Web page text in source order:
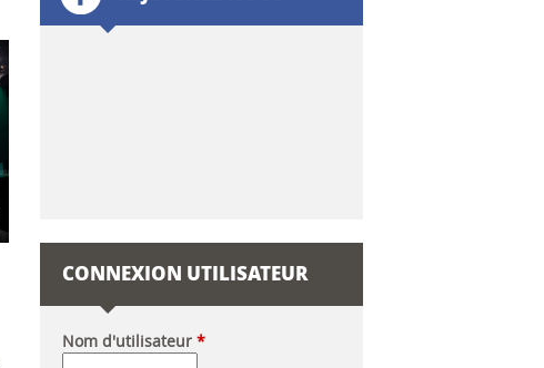
l
d
e
r
CONNEXION UTILISATEUR
Nom d'utilisateur*